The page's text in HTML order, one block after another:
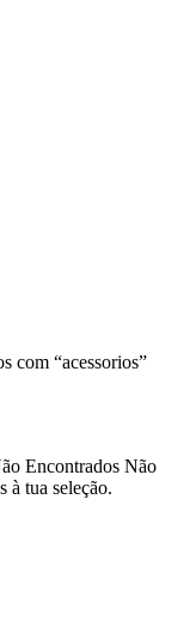
com “acessorios”
Não
à tua seleção.